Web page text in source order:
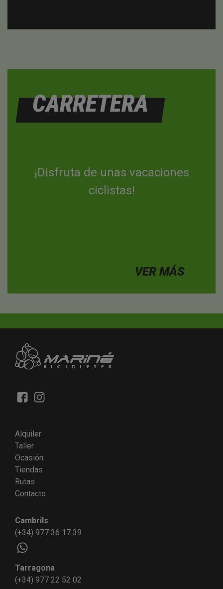
CARRETERA
¡Disfruta de unas vacaciones
ciclistas!
VER MÁS
Alquiler
Taller
Ocasión
Tiendas
Rutas
Contacto
Cambrils
(+34) 977 36 17 39
Tarragona
(+34) 977 22 52 02